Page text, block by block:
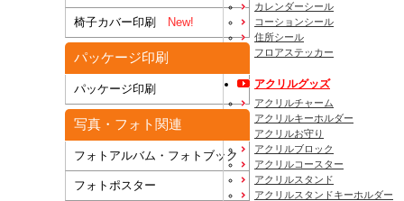
椅子カバー印刷 New!
パッケージ印刷
パッケージ印刷
写真・フォト関連
フォトアルバム・フォトブック
フォトポスター
カレンダーシール
コーションシール
住所シール
フロアステッカー
アクリルグッズ
アクリルチャーム
アクリルキーホルダー
アクリルお守り
アクリルブロック
アクリルコースター
アクリルスタンド
アクリルスタンドキーホルダー